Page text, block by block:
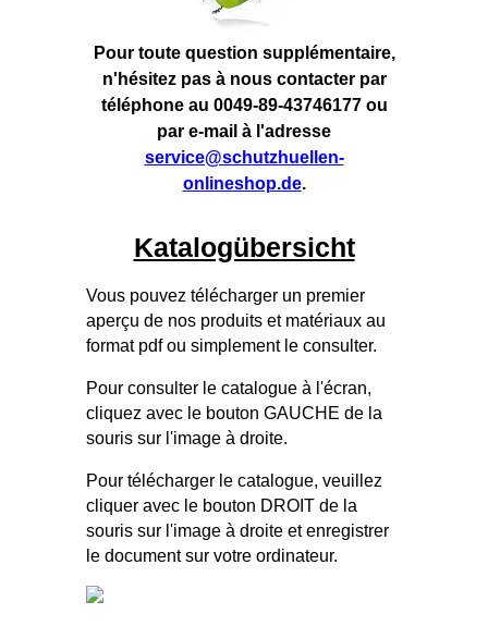
Pour toute question supplémentaire,
n'hésitez pas à nous contacter par
téléphone au 0049-89-43746177 ou
par e-mail à l'adresse
service@schutzhuellen-
onlineshop.de.
Katalogübersicht
Vous pouvez télécharger un premier
aperçu de nos produits et matériaux au
format pdf ou simplement le consulter.
Pour consulter le catalogue à l'écran,
cliquez avec le bouton GAUCHE de la
souris sur l'image à droite.
Pour télécharger le catalogue, veuillez
cliquer avec le bouton DROIT de la
souris sur l'image à droite et enregistrer
le document sur votre ordinateur.